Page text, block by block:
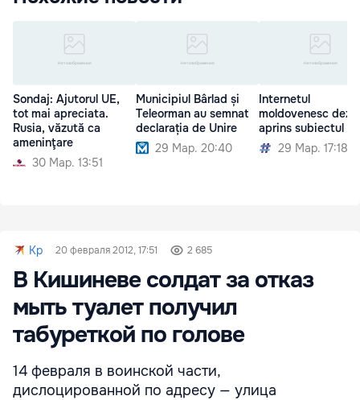
Sondaj: Ajutorul UE,
tot mai apreciata.
Rusia, văzută ca
ameninţare
30 Мар. 13:51
Municipiul Bârlad și
Teleorman au semnat
declarația de Unire
29 Мар. 20:40
Internetul
moldovenesc
aprins subiectul
29 Мар. 17:18
Kp 20 февраля 2012, 17:51 2 685
В Кишиневе солдат за отказ
мыть туалет получил
табуреткой по голове
14 февраля в воинской части,
дислоцированной по адресу — улица